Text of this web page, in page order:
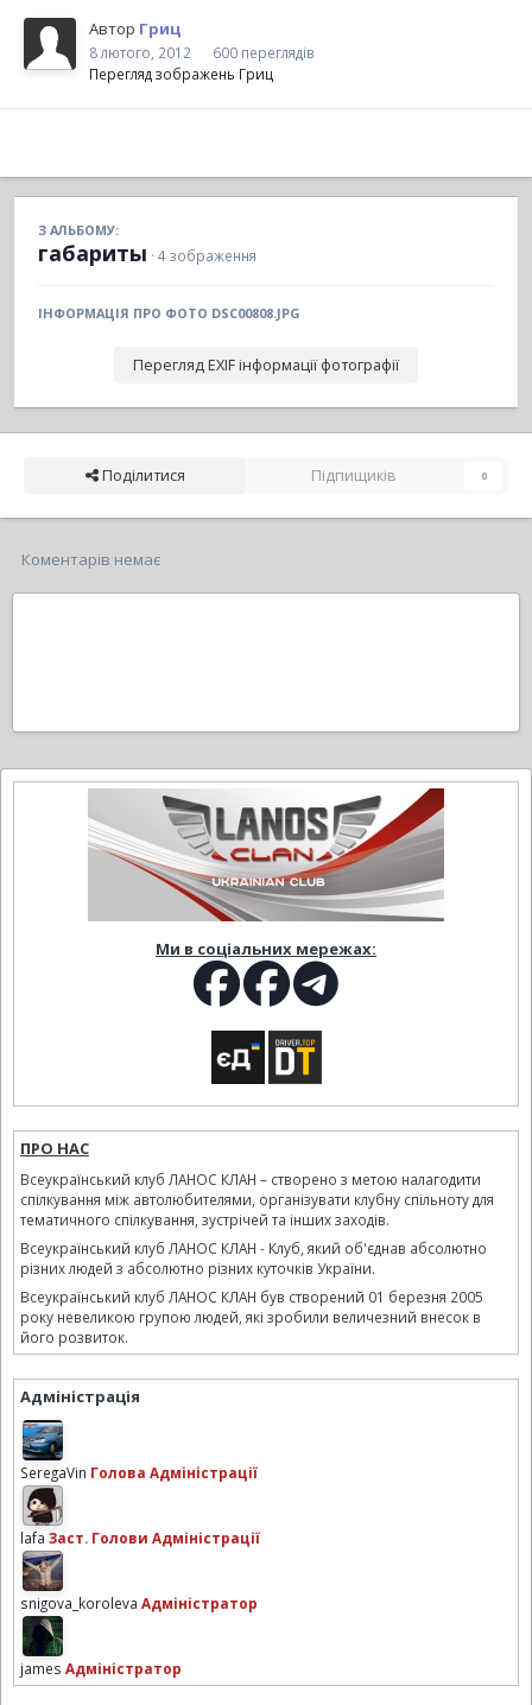
Автор Гриц
8 лютого, 2012
600 переглядів
Перегляд зображень Гриц
З АЛЬБОМУ:
габариты · 4 зображення
ІНФОРМАЦІЯ ПРО ФОТО DSC00808.JPG
Перегляд EXIF інформації фотографії
Поділитися Підпищиків 0
Коментарів немає
Ми в соціальних мережах:
ПРО НАС
Всеукраїнський клуб ЛАНОС КЛАН – створено з метою налагодити
спілкування між автолюбителями, організувати клубну спільноту для
тематичного спілкування, зустрічей та інших заходів.
Всеукраїнський клуб ЛАНОС КЛАН - Клуб, який об'єднав абсолютно
різних людей з абсолютно різних куточків України.
Всеукраїнський клуб ЛАНОС КЛАН був створений 01 березня 2005
року невеликою групою людей, які зробили величезний внесок в
його розвиток.
Адміністрація
SeregaVin Голова Адміністрації
lafa Заст. Голови Адміністрації
snigova_koroleva Адміністратор
james Адміністратор